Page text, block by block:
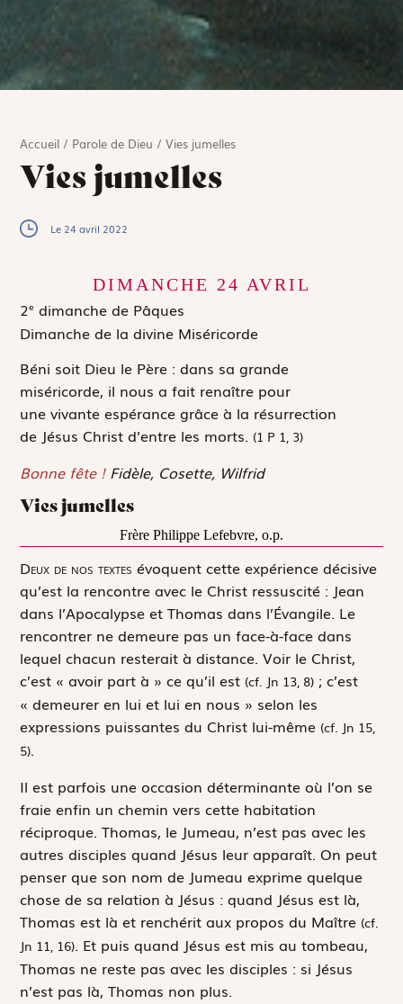
Accueil / Parole de Dieu /Vies jumelles
Vies jumelles
Le 24 avril 2022
DIMANCHE 24 AVRIL
2e dimanche de Pâques
Dimanche de la divine Miséricorde
Béni soit Dieu le Père : dans sa grande
miséricorde, il nous a fait renaître pour
une vivante espérance grâce à la résurrection
de Jésus Christ d’entre les morts. (1 P 1, 3)
Bonne fête !Fidèle, Cosette, Wilfrid
Vies jumelles
Frère Philippe Lefebvre, o.p.
Deux de nos textes évoquent cette expérience décisive
qu’est la rencontre avec le Christ ressuscité : Jean
dans l’Apocalypse et Thomas dans l’Évangile. Le
rencontrer ne demeure pas un face-à-face dans
lequel chacun resterait à distance. Voir le Christ,
c’est « avoir part à » ce qu’il est (cf. Jn 13, 8) ; c’est
« demeurer en lui et lui en nous » selon les
expressions puissantes du Christ lui-même (cf. Jn 15,
5).
Il est parfois une occasion déterminante où l’on se
fraie enfin un chemin vers cette habitation
réciproque. Thomas, le Jumeau, n’est pas avec les
autres disciples quand Jésus leur apparaît. On peut
penser que son nom de Jumeau exprime quelque
chose de sa relation à Jésus : quand Jésus est là,
Thomas est là et renchérit aux propos du Maître (cf.
Jn 11, 16). Et puis quand Jésus est mis au tombeau,
Thomas ne reste pas avec les disciples : si Jésus
n’est pas là, Thomas non plus.